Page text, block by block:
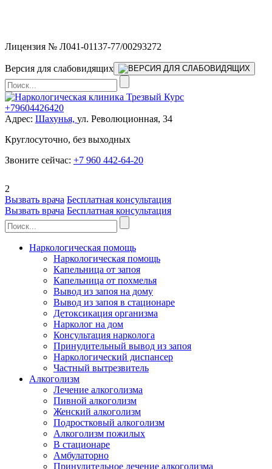
Лицензия № Л041-01137-77/00293272
Версия для слабовидящих
+79604426420
Адрес: Шахунья, ул. Революционная, 34
Круглосуточно, без выходных
Звоните сейчас: +7 960 442-64-20
2
Вызвать врача Бесплатная консультация
Вызвать врача Бесплатная консультация
Наркологическая помощь
Наркологическая помощь
Капельница от запоя
Капельница от похмелья
Вывод из запоя на дому
Вывод из запоя в стационаре
Детоксикация организма
Нарколог на дом
Консультация нарколога
Принудительный вывод из запоя
Наркологический диспансер
Частный вытрезвитель
Алкоголизм
Лечение алкоголизма
Пивной алкоголизм
Женский алкоголизм
Подростковый алкоголизм
Алкоголизм пожилых
В стационаре
Амбулаторно
Принудительное лечение алкоголизма